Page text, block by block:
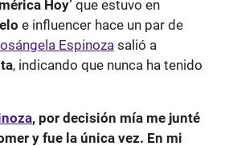
Hoy’ que estuvo en
e influencer hace un par de
Espinoza salió a
, indicando que nunca ha tenido
, por decisión mía me junté
y fue la única vez. En mi